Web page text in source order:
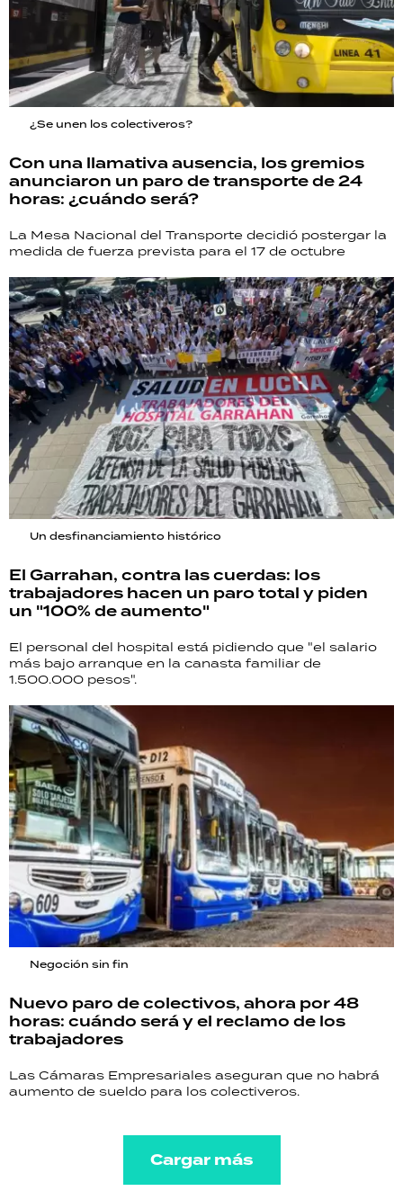
¿Se unen los colectiveros?
Con una llamativa ausencia, los gremios
anunciaron un paro de transporte de 24
horas: ¿cuándo será?
La Mesa Nacional del Transporte decidió postergar la
medida de fuerza prevista para el 17 de octubre
Un desfinanciamiento histórico
El Garrahan, contra las cuerdas: los
trabajadores hacen un paro total y piden
un "100% de aumento"
El personal del hospital está pidiendo que "el salario
más bajo arranque en la canasta familiar de
1.500.000 pesos".
Negoción sin fin
Nuevo paro de colectivos, ahora por 48
horas: cuándo será y el reclamo de los
trabajadores
Las Cámaras Empresariales aseguran que no habrá
aumento de sueldo para los colectiveros.
Cargar más